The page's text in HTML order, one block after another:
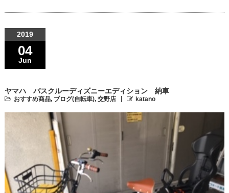
2019
04
Jun
ヤマハ パスクルーディズニーエディション 納車
おすすめ商品, ブログ(自転車), 交野店 katano